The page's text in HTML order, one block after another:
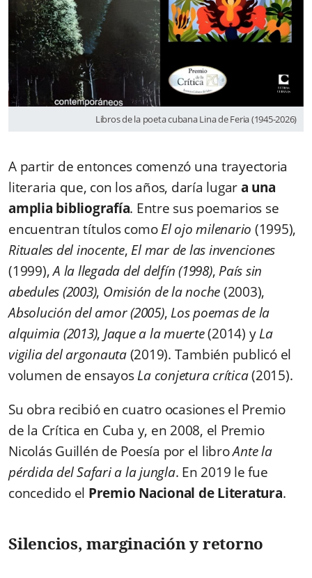
Libros de la poeta cubana Lina de Feria (1945-2026)
A partir de entonces comenzó una trayectoria
literaria que, con los años, daría lugara una
amplia bibliografía. Entre sus poemarios se
encuentran títulos comoEl ojo milenario (1995),
Rituales del inocente, El mar de las invenciones
(1999),A la llegada del delfín (1998), País sin
abedules (2003), Omisión de la noche(2003),
Absolución del amor (2005), Los poemas de la
alquimia (2013), Jaque a la muerte(2014) yLa
vigilia del argonauta(2019). También publicó el
volumen de ensayosLa conjetura crítica(2015).
Su obra recibió en cuatro ocasiones el Premio
de la Crítica en Cuba y, en 2008, el Premio
Nicolás Guillén de Poesía por el libroAnte la
pérdida del Safari a la jungla. En 2019 le fue
concedido el Premio Nacional de Literatura.
Silencios, marginación y retorno